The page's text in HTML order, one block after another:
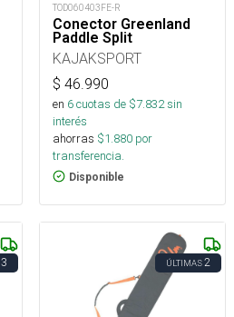
TOD060403FE-R
Conector Greenland
Paddle Split
KAJAKSPORT
$ 46.990
en 6cuotas de $7.832sin
interés
ahorras $1.880 por
transferencia.
Disponible
3 ÚLTIMAS2